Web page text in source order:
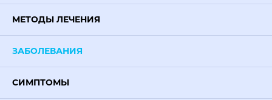
МЕТОДЫ ЛЕЧЕНИЯ
ЗАБОЛЕВАНИЯ
СИМПТОМЫ